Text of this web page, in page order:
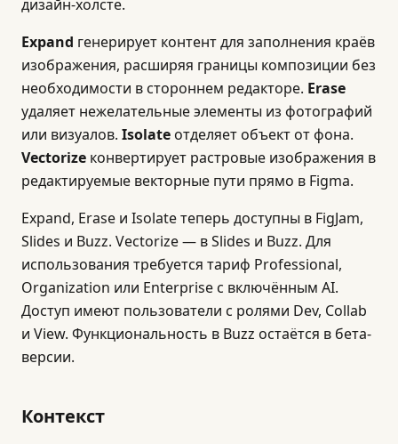
дизайн-холсте.
Expand генерирует контент для заполнения краёв
изображения, расширяя границы композиции без
необходимости в стороннем редакторе. Erase
удаляет нежелательные элементы из фотографий
или визуалов. Isolateотделяет объект от фона.
Vectorize конвертирует растровые изображения в
редактируемые векторные пути прямо в Figma.
Expand, Erase и Isolate теперь доступны в FigJam,
Slides и Buzz. Vectorize — в Slides и Buzz. Для
использования требуется тариф Professional,
Organization или Enterprise с включённым AI.
Доступ имеют пользователи с ролями Dev, Collab
и View. Функциональность в Buzz остаётся в бета-
версии.
Контекст